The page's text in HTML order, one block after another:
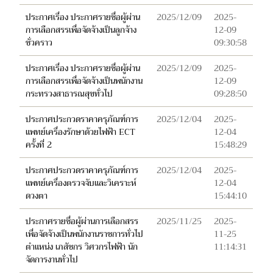
ประกาศเรื่อง ประกาศรายชื่อผู้ผ่าน
การเลือกสรรเพื่อจัดจ้างเป็นลูกจ้าง
ชั่วคราว
2025/12/09
2025-
12-09
09:30:58
ประกาศเรื่อง ประกาศรายชื่อผู้ผ่าน
การเลือกสรรเพื่อจัดจ้างเป็นพนักงาน
กระทรวงสาธารณสุขทั่วไป
2025/12/09
2025-
12-09
09:28:50
ประกาศประกวดราคาครุภัณฑ์การ
แพทย์เครื่องรักษาด้วยไฟฟ้า ECT
ครั้งที่ 2
2025/12/04
2025-
12-04
15:48:29
ประกาศประกวดราคาครุภัณฑ์การ
แพทย์เครื่องตรวจจับและวิเคราะห์
ดวงตา
2025/12/04
2025-
12-04
15:44:10
ประกาศรายชื่อผู้ผ่านการเลือกสรร
เพื่อจัดจ้างเป็นพนักงานราชการทั่วไป
ตำแหน่ง เภสัชกร วิศวกรไฟฟ้า นัก
จัดการงานทั่วไป
2025/11/25
2025-
11-25
11:14:31